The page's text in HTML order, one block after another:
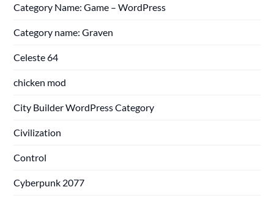
Category Name: Game – WordPress
Category name: Graven
Celeste 64
chicken mod
City Builder WordPress Category
Civilization
Control
Cyberpunk 2077